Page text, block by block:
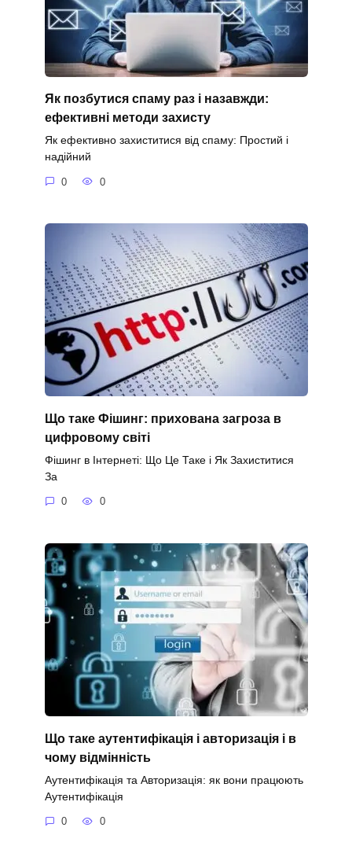
Як позбутися спаму раз і назавжди:
ефективні методи захисту
Як ефективно захиститися від спаму: Простий і
надійний
0 0
Що таке Фішинг: прихована загроза в
цифровому світі
Фішинг в Інтернеті: Що Це Таке і Як Захиститися
За
0 0
Що таке аутентифікація і авторизація і в
чому відмінність
Аутентифікація та Авторизація: як вони працюють
Аутентифікація
0 0